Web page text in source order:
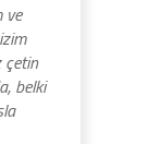
ve
çetin
belki